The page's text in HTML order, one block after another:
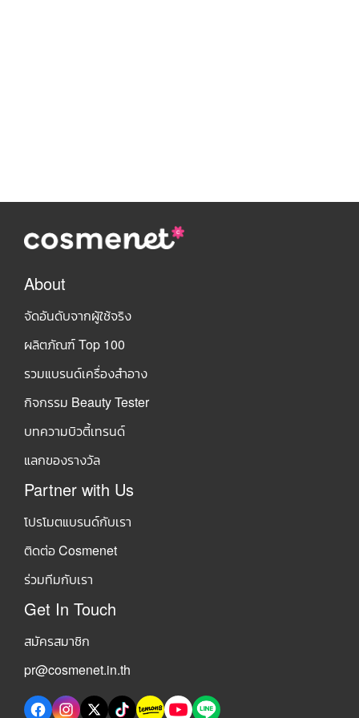
About
จัดอันดับจากผู้ใช้จริง
ผลิตภัณฑ์ Top 100
รวมแบรนด์เครื่องสำอาง
กิจกรรม Beauty Tester
บทความบิวตี้เทรนด์
แลกของรางวัล
Partner with Us
โปรโมตแบรนด์กับเรา
ติดต่อ Cosmenet
ร่วมทีมกับเรา
Get In Touch
สมัครสมาชิก
pr@cosmenet.in.th